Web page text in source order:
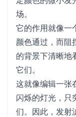
场。
它的作用就像一
颜色通过，而阻
的背景下清晰地
它们。
这就像编辑一张
闪烁的灯光，只
们。因此，发射